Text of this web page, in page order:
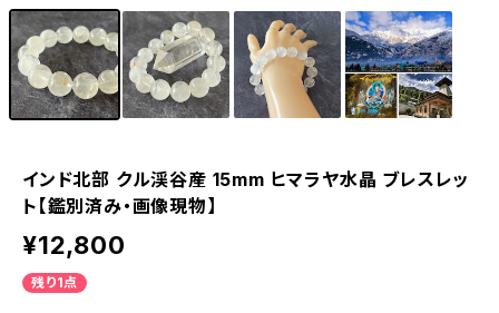
インド北部 クル渓谷産 15mm ヒマラヤ水晶 ブレスレッ
ト【鑑別済み・画像現物】
¥12,800
残り1点